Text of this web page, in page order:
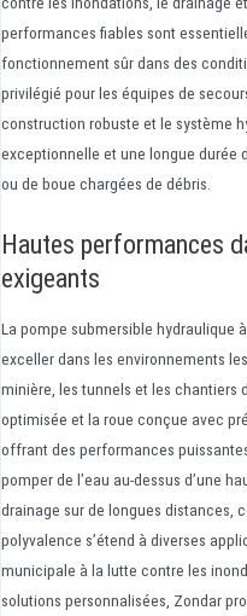
performances fiables sont
fonctionnement sûr dans des
privilégié pour les équipes de
construction robuste et le système
exceptionnelle et une longue durée
ou de boue chargées de débris.
Hautes performances
exigeants
La pompe submersible hydraulique
exceller dans les environnements
minière, les tunnels et les chantiers
optimisée et la roue conçue avec
offrant des performances
pomper de l’eau au-dessus d’une
drainage sur de longues distances,
polyvalence s’étend à diverses
municipale à la lutte contre les
solutions personnalisées, Zondar